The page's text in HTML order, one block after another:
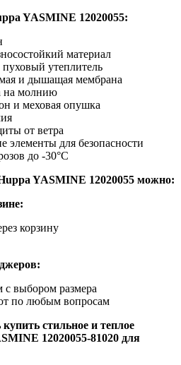
YASMINE 12020055:
материал
утеплитель
и дышащая мембрана
на молнию
и меховая опушка
от ветра
элементы для безопасности
до -30°C
YASMINE 12020055 можно:
корзину
выбором размера
по любым вопросам
стильное и теплое
12020055-81020 для